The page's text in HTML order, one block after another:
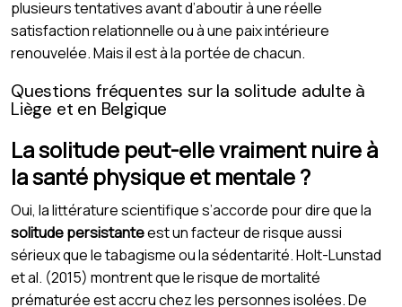
plusieurs tentatives avant d’aboutir à une réelle
satisfaction relationnelle ou à une paix intérieure
renouvelée. Mais il est à la portée de chacun.
Questions fréquentes sur la solitude adulte à
Liège et en Belgique
La solitude peut-elle vraiment nuire à
la santé physique et mentale ?
Oui, la littérature scientifique s’accorde pour dire que la
solitude persistanteest un facteur de risque aussi
sérieux que le tabagisme ou la sédentarité. Holt-Lunstad
et al. (2015) montrent que le risque de mortalité
prématurée est accru chez les personnes isolées. De